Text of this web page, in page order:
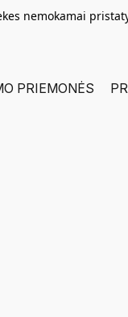
nemokamai
PRIEMONĖS